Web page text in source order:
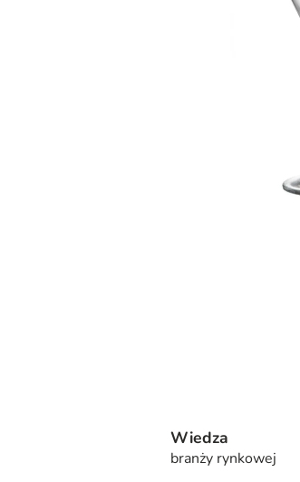
Wiedza
branży rynkowej